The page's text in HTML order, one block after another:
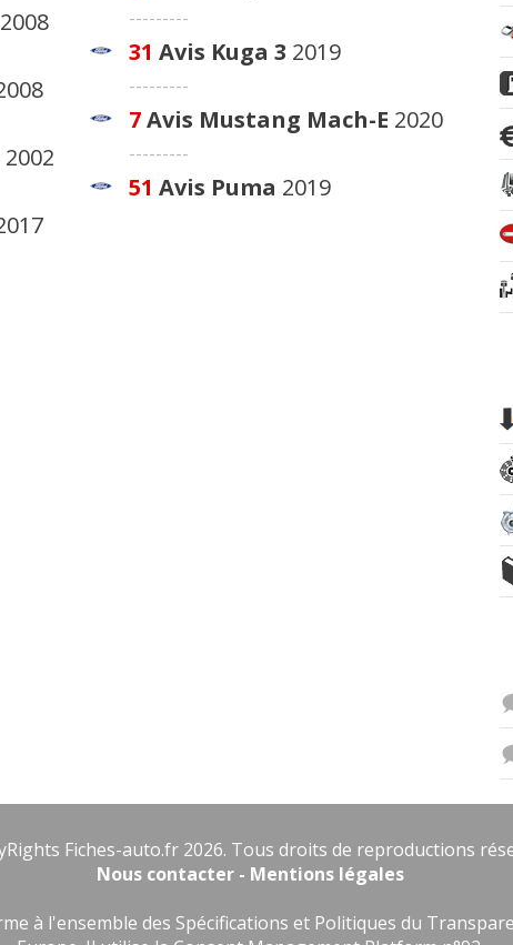
---------
31 Avis Kuga 3 2019
---------
7Avis Mustang Mach-E 2020
---------
51 Avis Puma 2019
Fiches-auto.fr 2026. Tous droits de reproductions
Nous contacter - Mentions légales
à l'ensemble des Spécifications et Politiques du